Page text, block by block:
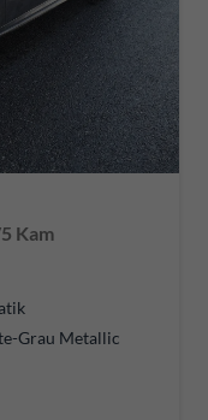
Kam
Grau Metallic